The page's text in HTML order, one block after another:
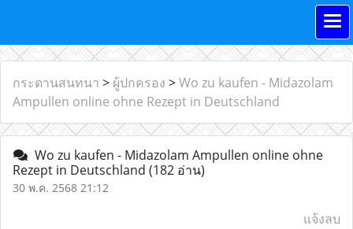
กระดานสนทนา > ผู้ปกครอง >Wo zu kaufen - Midazolam
Ampullen online ohne Rezept in Deutschland
Wo zu kaufen - Midazolam Ampullen online ohne
Rezept in Deutschland (182 อ่าน)
30 พ.ค. 2568 21:12
แจ้งลบ